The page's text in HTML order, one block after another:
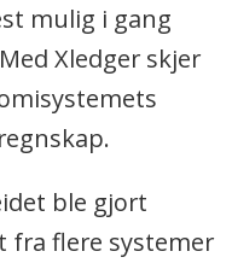
mulig i gang
Xledger skjer
ble gjort
fra flere systemer